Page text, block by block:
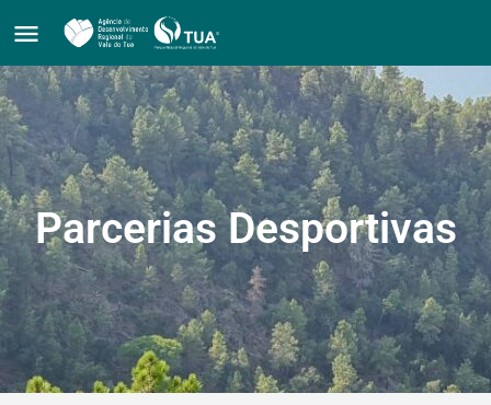
Parcerias Desportivas